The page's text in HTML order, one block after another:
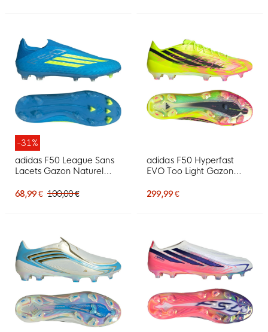
-31%
adidas F50 League Sans
Lacets Gazon Naturel
Foot (MG) Bleu Néon
68,99 € 100,00 €
adidas F50 Hyperfast
EVO Too Light Gazon
Foot (FG) Néon Jaune
299,99 €